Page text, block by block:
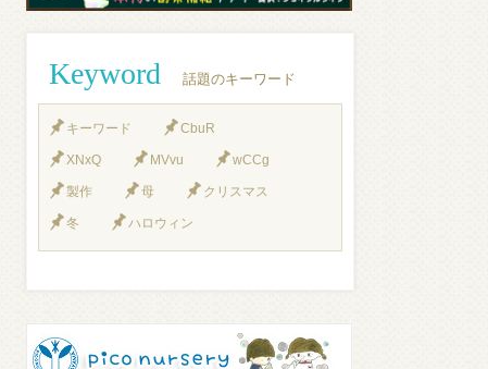
Keyword 話題のキーワード
キーワード CbuR
XNxQ MVvu wCCg
製作 母 クリスマス
冬 ハロウィン